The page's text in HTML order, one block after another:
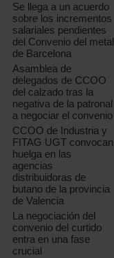
Se llega a un acuerdo
sobre los incrementos
salariales pendientes
del Convenio del metal
de Barcelona
Asamblea de
delegados de CCOO
del calzado tras la
negativa de la patronal
a negociar el convenio
CCOO de Industria y
FITAG UGT convocan
huelga en las
agencias
distribuidoras de
butano de la provincia
de Valencia
La negociación del
convenio del curtido
entra en una fase
crucial